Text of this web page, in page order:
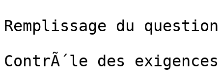
Remplissage du
ContrÃ´le des